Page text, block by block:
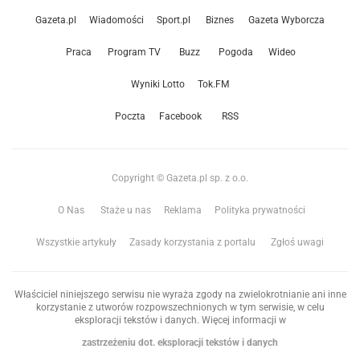
Gazeta.pl Wiadomości Sport.pl Biznes Gazeta Wyborcza
Praca Program TV Buzz Pogoda Wideo
Wyniki Lotto Tok.FM
Poczta Facebook RSS
Copyright © Gazeta.pl sp. z o.o.
O Nas Staże u nas Reklama Polityka prywatności
Wszystkie artykuły Zasady korzystania z portalu Zgłoś uwagi
Właściciel niniejszego serwisu nie wyraża zgody na zwielokrotnianie ani inne
korzystanie z utworów rozpowszechnionych w tym serwisie, w celu
eksploracji tekstów i danych. Więcej informacji w
zastrzeżeniu dot. eksploracji tekstów i danych